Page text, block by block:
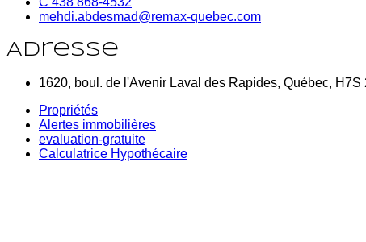
mehdi.abdesmad@remax-quebec.com
Adresse
1620, boul. de l'Avenir Laval des Rapides, Québec, H7S
Propriétés
Alertes immobilières
evaluation-gratuite
Calculatrice Hypothécaire